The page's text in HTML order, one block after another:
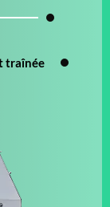
traînée